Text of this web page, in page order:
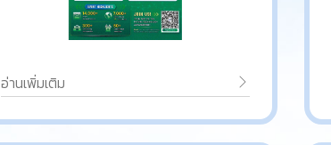
อ่านเพิ่มเติม